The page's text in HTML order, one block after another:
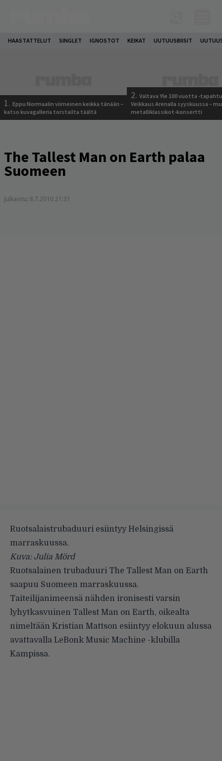
HAASTATTELUT SINGLET IGNOSTOT KEIKAT UUTUUSBIISIT
1. Eppu Normaalin viimeinen keikka tänään –
katso kuvagalleria torstailta täältä
2. Valtava Yle 100 vuotta -
Veikkaus Arenalla syyskuussa –
metalliklassikot-konsertti
The Tallest Man on Earth palaa
Suomeen
Julkaistu: 8.7.2010 21:31
Ruotsalaistrubaduuri esiintyy Helsingissä
marraskuussa.
Kuva: Julia Mörd
Ruotsalainen trubaduuri The Tallest Man on Earth
saapuu Suomeen marraskuussa.
Taiteilijanimeensä nähden ironisesti varsin
lyhytkasvuinen Tallest Man on Earth, oikealta
nimeltään Kristian Mattson esiintyy elokuun alussa
avattavalla LeBonk Music Machine -klubilla
Kampissa.